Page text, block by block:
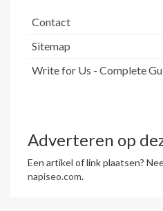
Contact
Sitemap
Write for Us - Complete
Adverteren op
Een artikel of link plaatsen?
napiseo.com.